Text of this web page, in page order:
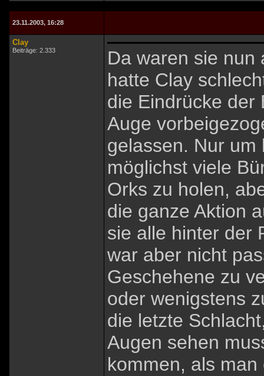
23.11.2003, 16:28
Clay
Beiträge: 2.333
Da waren sie nun
hatte Clay
die Eindrücke der
Auge
gelassen. Nur
möglichst viele
Orks zu holen,
die ganze Aktion
sie alle hinter der
war aber nicht
Geschehene zu
oder wenigstens
die letzte
Augen sehen
kommen, als